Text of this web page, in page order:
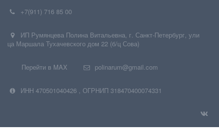
+7(911) 716 85 00
ИП Румянцева Полина Витальевна, г. Санкт-Петербург, ули
ца Маршала Тухачевского дом 22 (б/ц Сова)
Перейти в MAX polinarum@gmail.com
ИНН 470501040426 , ОГРНИП 318470400074331